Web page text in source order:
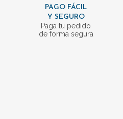
PAGO FÁCIL
Y SEGURO
Paga tu pedido
de forma segura